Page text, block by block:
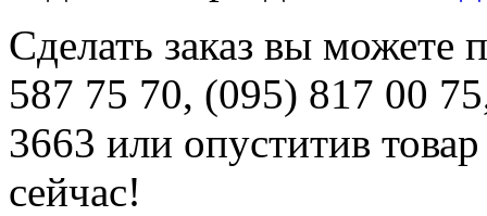
Сделать заказ вы можете
587 75 70, (095) 817 00
3663 или опуститив
сейчас!